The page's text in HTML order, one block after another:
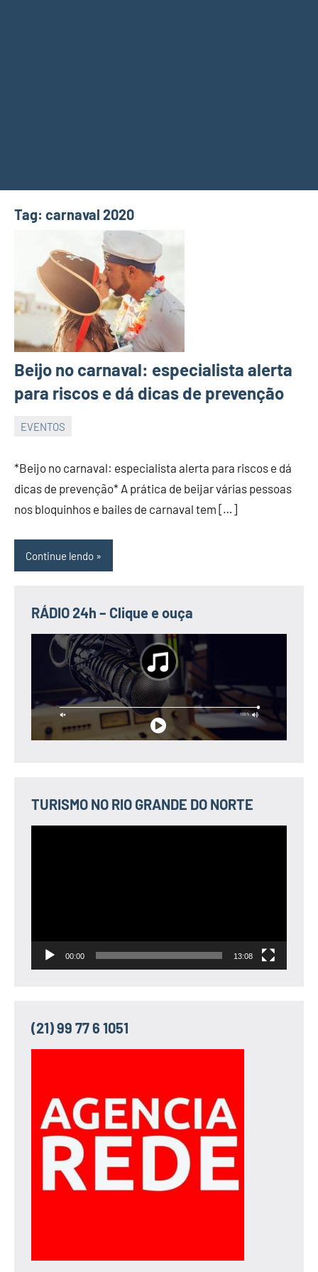
Tag: carnaval 2020
Beijo no carnaval: especialista alerta
para riscos e dá dicas de prevenção
EVENTOS
GRANDE
DO
NORTE
*Beijo no carnaval: especialista alerta para riscos e dá
dicas de prevenção* A prática de beijar várias pessoas
nos bloquinhos e bailes de carnaval tem […]
Continue lendo
RÁDIO 24h – Clique e ouça
TURISMO NO RIO GRANDE DO NORTE
00:00 13:08
(21) 99 77 6 1051